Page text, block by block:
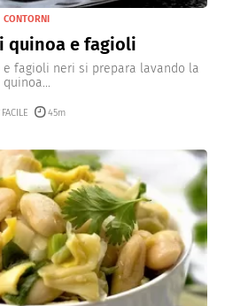
CONTORNI
quinoa e fagioli
fagioli neri si prepara lavando la
quinoa...
FACILE 45m